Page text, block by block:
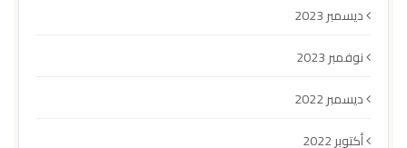
ديسمبر 2023
نوفمبر 2023
ديسمبر 2022
أكتوبر 2022